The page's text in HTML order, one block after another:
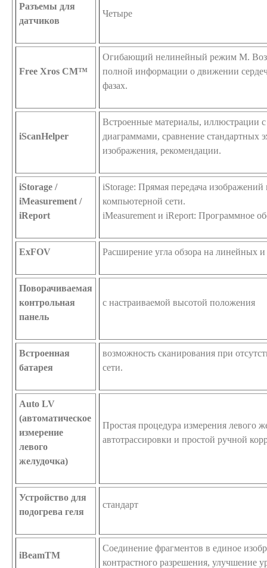
Разъемы для
датчиков
Четыре
Free Xros CM™
Огибающий нелинейный режим М.
полной информации о движении
фазах.
iScanHelper
Встроенные материалы, иллюстрации
диаграммами, сравнение стандартных
изображения, рекомендации.
iStorage /
iMeasurement /
iReport
iStorage: Прямая передача
компьютерной сети.
iMeasurement и iReport: Программное
ExFOV Расширение угла обзора на линейных
Поворачиваемая
контрольная
панель
с настраиваемой высотой положения
Встроенная
батарея
возможность сканирования при
сети.
Auto LV
(автоматическое
измерение
левого
желудочка)
Простая процедура измерения левого
автотрассировки и простой ручной
Устройство для
подогрева геля
стандарт
iBeamTM
Соединение фрагментов в единое
контрастного разрешения, улучшение